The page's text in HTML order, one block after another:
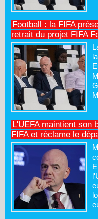
Football : la FIFA
retrait du projet FIFA
L'UEFA maintient son
FIFA et réclame le